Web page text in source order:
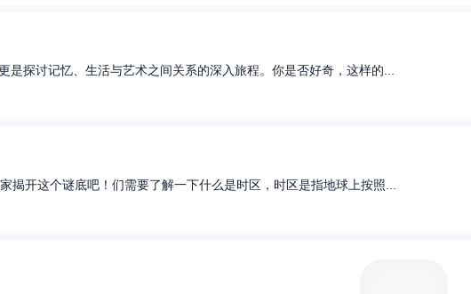
探讨记忆、生活与艺术之间关系的深入旅程。你是否好奇，这样的...
开这个谜底吧！们需要了解一下什么是时区，时区是指地球上按照...